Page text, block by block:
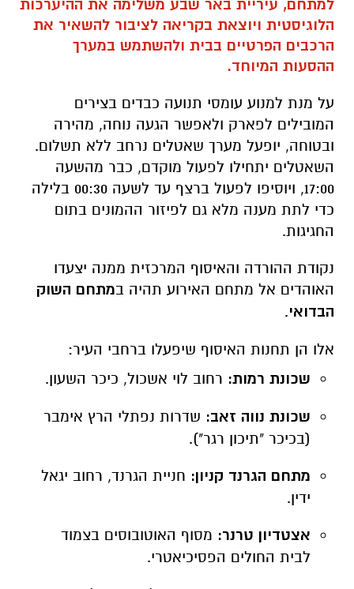
על מנת למנוע עומסי תנועה כבדים בצירים
המובילים לפארק ולאפשר הגעה נוחה, מהירה
ובטוחה, יופעל מערך שאטלים נרחב ללא תשלום.
כדי לתת מענה מלא גם לפיזור ההמונים בתום
החגיגות.
נקודת ההורדה והאיסוף המרכזית ממנה יצעדו
האוהדים אל מתחם האירוע תהיה במתחם השוק
הבדואי.
אלו הן תחנות האיסוף שיפעלו ברחבי העיר:
שכונת רמות:רחוב לוי אשכול, כיכר השעון.
(בכיכר "תיכון רגר").
ידין.
לבית החולים הפסיכיאטרי.
הבמה.